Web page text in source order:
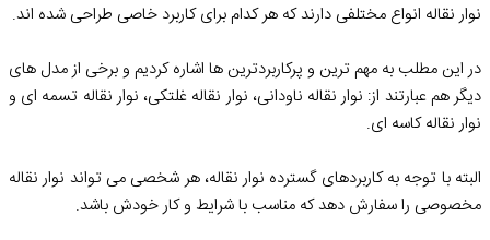
نوار نقاله انواع مختلفی دارند که هر کدام برای کاربرد خاصی طراحی شده اند.
در این مطلب به مهم ترین و پرکاربردترین ها اشاره کردیم و برخی از مدل های
دیگر هم عبارتند از: نوار نقاله ناودانی، نوار نقاله غلتکی، نوار نقاله تسمه ای و
نوار نقاله کاسه ای.
البته با توجه به کاربردهای گسترده نوار نقاله، هر شخصی می تواند نوار نقاله
مخصوصی را سفارش دهد که مناسب با شرایط و کار خودش باشد.